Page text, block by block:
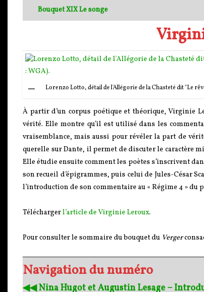
Bouquet XIX Le songe
Lorenzo Lotto, détail de l'Allégorie de la Chasteté dit "Le
À partir d’un corpus poétique et théorique, Virginie
vérité. Elle montre qu’il est utilisé dans les
vraisemblance, mais aussi pour révéler la part de
querelle sur Dante, il permet de discuter le caractère
Elle étudie ensuite comment les poètes s’inscrivent
son recueil d’épigrammes, puis celui de Jules-César
l’introduction de son commentaire au « Régime 4 » du
Téléchargerl’article de Virginie Leroux.
Pour consulter le sommaire du bouquet du Verger
Navigation du numéro
◀︎◀︎ Nina Hugot et Augustin Lesage –